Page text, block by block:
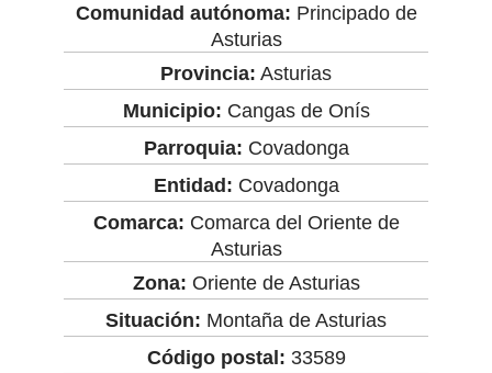
Comunidad autónoma: Principado de
Asturias
Provincia: Asturias
Municipio: Cangas de Onís
Parroquia: Covadonga
Entidad: Covadonga
Comarca: Comarca del Oriente de
Asturias
Zona: Oriente de Asturias
Situación: Montaña de Asturias
Código postal: 33589